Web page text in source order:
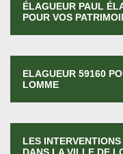
ÉLAGUEUR PAUL
POUR VOS
ELAGUEUR 59160
LOMME
LES